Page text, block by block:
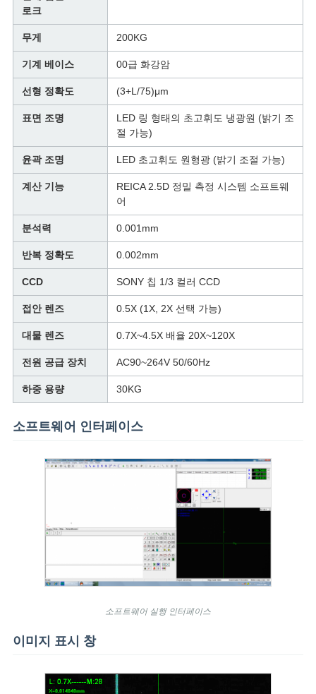
VR
SHOW
SITEMAP
PRIVACY
POLICY
로크
무게 200KG
기계 베이스 00급 화강암
선형 정확도 (3+L/75)μm
표면 조명
LED 링 형태의 초고휘도 냉광원 (밝기 조
절 가능)
윤곽 조명 LED 초고휘도 원형광 (밝기 조절 가능)
계산 기능
REICA 2.5D 정밀 측정 시스템 소프트웨
어
분석력 0.001mm
반복 정확도 0.002mm
CCD SONY 칩 1/3 컬러 CCD
접안 렌즈 0.5X (1X, 2X 선택 가능)
대물 렌즈 0.7X~4.5X 배율 20X~120X
전원 공급 장치 AC90~264V 50/60Hz
하중 용량 30KG
소프트웨어 인터페이스
소프트웨어 실행 인터페이스
이미지 표시 창